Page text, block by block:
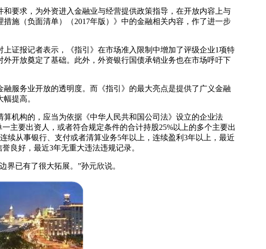
要求，为外资进入金融业与经营提供政策指导，在开放内容上与
施（负面清单）（2017年版）》中的金融相关内容，作了进一步
证报记者表示，《指引》在市场准入限制中增加了评级企业1项特
开放奠定了基础。此外，外资银行国债承销业务也在市场呼吁下
服务业开放的透明度。而《指引》的最大亮点是提供了广义金融
提高。
机构的，应当为依据《中华人民共和国公司法》设立的企业法
主要出资人，或者符合规定条件的合计持股25%以上的多个主要出
续从事银行、支付或者清算业务5年以上，连续盈利3年以上，最近
良好，最近3年无重大违法违规记录。
已有了很大拓展。”孙元欣说。